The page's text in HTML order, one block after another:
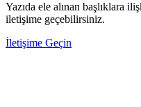
Yazıda ele alınan başlıklara
iletişime geçebilirsiniz.
İletişime Geçin